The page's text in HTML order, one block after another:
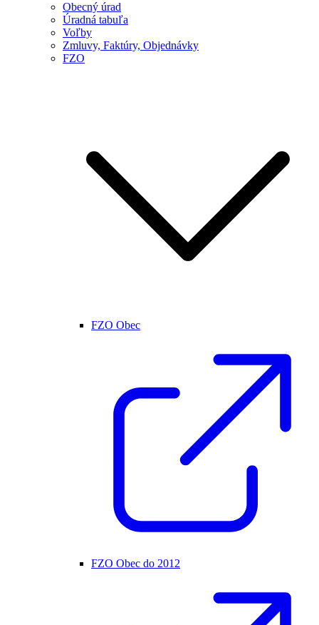
Obecný úrad
Úradná tabuľa
Voľby
Zmluvy, Faktúry, Objednávky
FZO
FZO Obec
FZO Obec do 2012